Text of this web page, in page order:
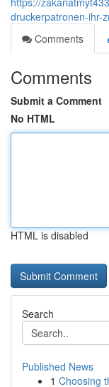
druckerpatronen-ihr-
Comments
Comments
Submit a Comment
No HTML
HTML is disabled
Search
Published News
1 Choosing